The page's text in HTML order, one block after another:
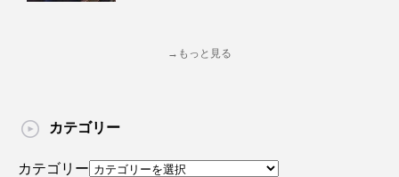
→もっと見る
カテゴリー
カテゴリー